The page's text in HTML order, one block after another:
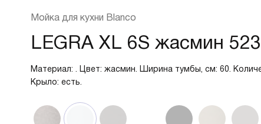
Мойка для кухни Blanco
LEGRA XL 6S жасмин
Материал: . Цвет: жасмин. Ширина тумбы, см: 60.
Крыло: есть.